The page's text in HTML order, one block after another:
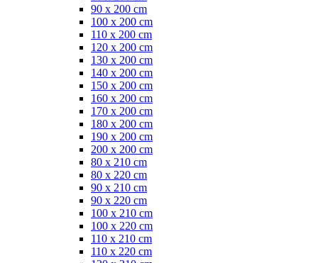
90 x 200 cm
100 x 200 cm
110 x 200 cm
120 x 200 cm
130 x 200 cm
140 x 200 cm
150 x 200 cm
160 x 200 cm
170 x 200 cm
180 x 200 cm
190 x 200 cm
200 x 200 cm
80 x 210 cm
80 x 220 cm
90 x 210 cm
90 x 220 cm
100 x 210 cm
100 x 220 cm
110 x 210 cm
110 x 220 cm